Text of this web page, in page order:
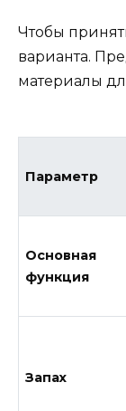
Чтобы
варианта.
материалы
Параметр
Основная
функция
Запах